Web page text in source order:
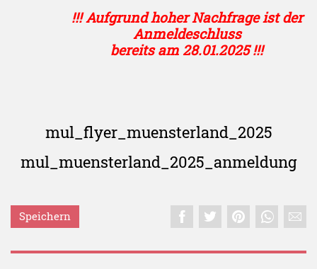
!!! Aufgrund hoher Nachfrage ist der
Anmeldeschluss
bereits am 28.01.2025 !!!
mul_flyer_muensterland_2025
mul_muensterland_2025_anmeldung
Speichern